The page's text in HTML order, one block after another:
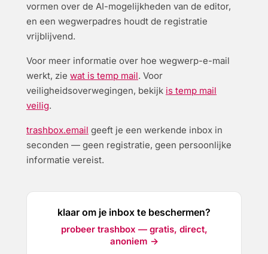
vormen over de AI-mogelijkheden van de editor,
en een wegwerpadres houdt de registratie
vrijblijvend.
Voor meer informatie over hoe wegwerp-e-mail
werkt, zie wat is temp mail. Voor
veiligheidsoverwegingen, bekijk is temp mail
veilig.
trashbox.email geeft je een werkende inbox in
seconden — geen registratie, geen persoonlijke
informatie vereist.
klaar om je inbox te beschermen?
probeer trashbox — gratis, direct,
anoniem →